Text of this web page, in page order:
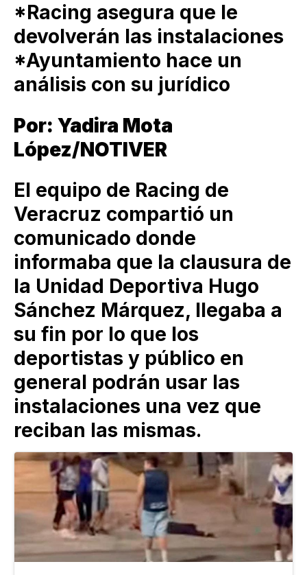
*Racing asegura que le
devolverán las instalaciones
*Ayuntamiento hace un
análisis con su jurídico
Por: Yadira Mota
López/NOTIVER
El equipo de Racing de
Veracruz compartió un
comunicado donde
informaba que la clausura de
la Unidad Deportiva Hugo
Sánchez Márquez, llegaba a
su fin por lo que los
deportistas y público en
general podrán usar las
instalaciones una vez que
reciban las mismas.